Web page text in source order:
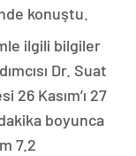
konuştu.
ilgili bilgiler
Dr. Suat
26 Kasım’ı 27
boyunca
7.2